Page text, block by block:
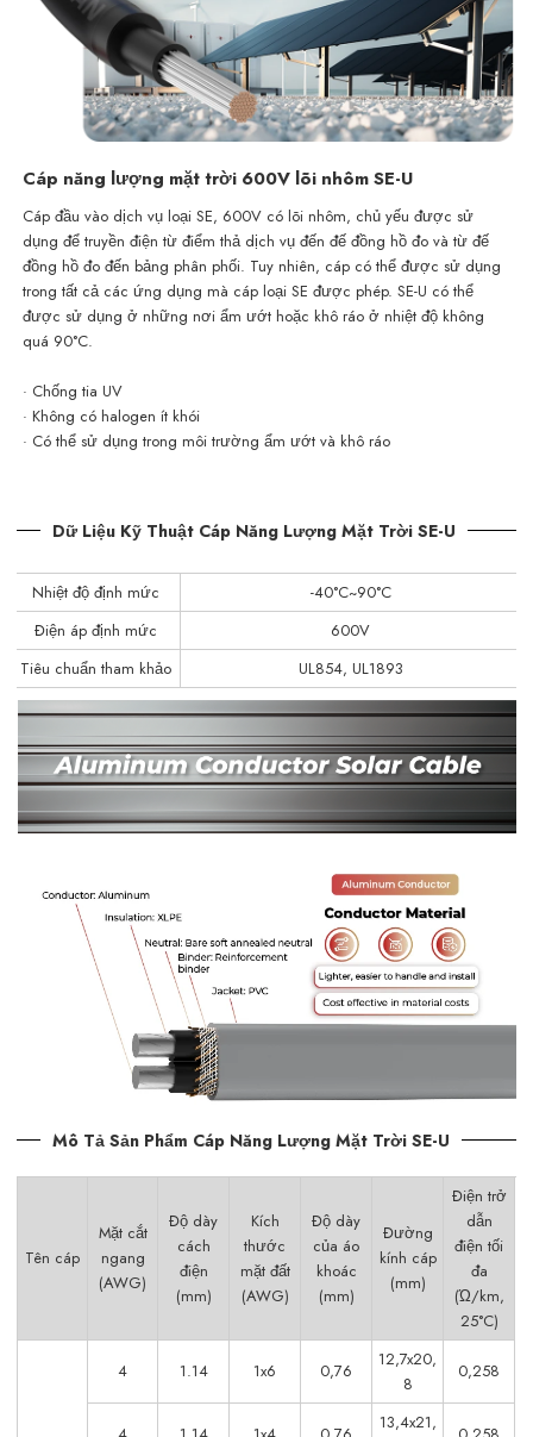
Cáp năng lượng mặt trời 600V lõi nhôm SE-U
Cáp đầu vào dịch vụ loại SE, 600V có lõi nhôm, chủ yếu được sử
dụng để truyền điện từ điểm thả dịch vụ đến đế đồng hồ đo và từ đế
đồng hồ đo đến bảng phân phối. Tuy nhiên, cáp có thể được sử dụng
trong tất cả các ứng dụng mà cáp loại SE được phép. SE-U có thể
được sử dụng ở những nơi ẩm ướt hoặc khô ráo ở nhiệt độ không
quá 90°C.
· Chống tia UV
· Không có halogen ít khói
· Có thể sử dụng trong môi trường ẩm ướt và khô ráo
Dữ Liệu Kỹ Thuật Cáp Năng Lượng Mặt Trời SE-U
Nhiệt độ định mức
-40°C~90°C
Điện áp định mức
600V
Tiêu chuẩn tham khảo
UL854, UL1893
Mô Tả Sản Phẩm Cáp Năng Lượng Mặt Trời SE-U
Tên cáp
Mặt cắt
ngang
(AWG)
Độ dày
cách
điện
(mm)
Kích
thước
mặt đất
(AWG)
Độ dày
của áo
khoác
(mm)
Đường
kính cáp
(mm)
Điện trở
dẫn
điện tối
đa
(Ώ/km,
25°C)
4 1.14 1x6 0,76
12,7x20,
8
0,258
13,4x21,